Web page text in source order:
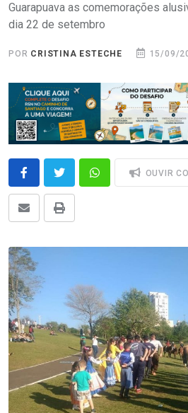
Guarapuava as comemorações
dia 22 de setembro
POR CRISTINA ESTECHE 15/09/
OUVIR